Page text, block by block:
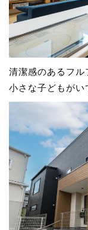
清潔感のあるフル
小さな子どもがい